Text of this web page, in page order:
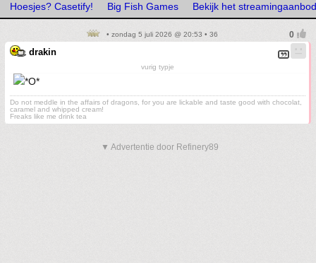
Hoesjes? Casetify! Big Fish Games Bekijk het
• zondag 5 juli 2026 @ 20:53 • 36
drakin
vurig typje
Do not meddle in the affairs of dragons, for you are lickable and taste good with chocolat,
caramel and whipped cream!
Freaks like me drink tea
▼ Advertentie door Refinery89